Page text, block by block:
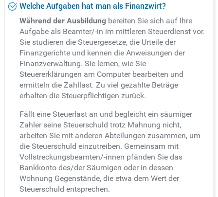
Welche Aufgaben hat man als Finanzwirt?
Während der Ausbildung bereiten Sie sich auf Ihre
Aufgabe als Beamter/-in im mittleren Steuerdienst vor.
Sie studieren die Steuergesetze, die Urteile der
Finanzgerichte und kennen die Anweisungen der
Finanzverwaltung. Sie lernen, wie Sie
Steuererklärungen am Computer bearbeiten und
ermitteln die Zahllast. Zu viel gezahlte Beträge
erhalten die Steuerpflichtigen zurück.
Fällt eine Steuerlast an und begleicht ein säumiger
Zahler seine Steuerschuld trotz Mahnung nicht,
arbeiten Sie mit anderen Abteilungen zusammen, um
die Steuerschuld einzutreiben. Gemeinsam mit
Vollstreckungsbeamten/-innen pfänden Sie das
Bankkonto des/der Säumigen oder in dessen
Wohnung Gegenstände, die etwa dem Wert der
Steuerschuld entsprechen.